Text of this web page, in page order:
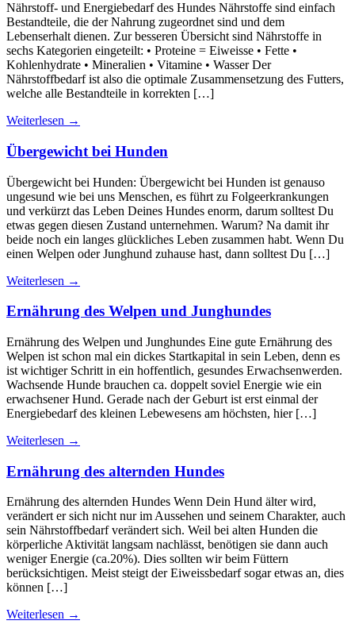
Nährstoff- und Energiebedarf des Hundes Nährstoffe sind einfach
Bestandteile, die der Nahrung zugeordnet sind und dem
Lebenserhalt dienen. Zur besseren Übersicht sind Nährstoffe in
sechs Kategorien eingeteilt: • Proteine = Eiweisse • Fette •
Kohlenhydrate • Mineralien • Vitamine • Wasser Der
Nährstoffbedarf ist also die optimale Zusammensetzung des Futters,
welche alle Bestandteile in korrekten […]
Weiterlesen →
Übergewicht bei Hunden
Übergewicht bei Hunden: Übergewicht bei Hunden ist genauso
ungesund wie bei uns Menschen, es führt zu Folgeerkrankungen
und verkürzt das Leben Deines Hundes enorm, darum solltest Du
etwas gegen diesen Zustand unternehmen. Warum? Na damit ihr
beide noch ein langes glückliches Leben zusammen habt. Wenn Du
einen Welpen oder Junghund zuhause hast, dann solltest Du […]
Weiterlesen →
Ernährung des Welpen und Junghundes
Ernährung des Welpen und Junghundes Eine gute Ernährung des
Welpen ist schon mal ein dickes Startkapital in sein Leben, denn es
ist wichtiger Schritt in ein hoffentlich, gesundes Erwachsenwerden.
Wachsende Hunde brauchen ca. doppelt soviel Energie wie ein
erwachsener Hund. Gerade nach der Geburt ist erst einmal der
Energiebedarf des kleinen Lebewesens am höchsten, hier […]
Weiterlesen →
Ernährung des alternden Hundes
Ernährung des alternden Hundes Wenn Dein Hund älter wird,
verändert er sich nicht nur im Aussehen und seinem Charakter, auch
sein Nährstoffbedarf verändert sich. Weil bei alten Hunden die
körperliche Aktivität langsam nachlässt, benötigen sie dann auch
weniger Energie (ca.20%). Dies sollten wir beim Füttern
berücksichtigen. Meist steigt der Eiweissbedarf sogar etwas an, dies
können […]
Weiterlesen →